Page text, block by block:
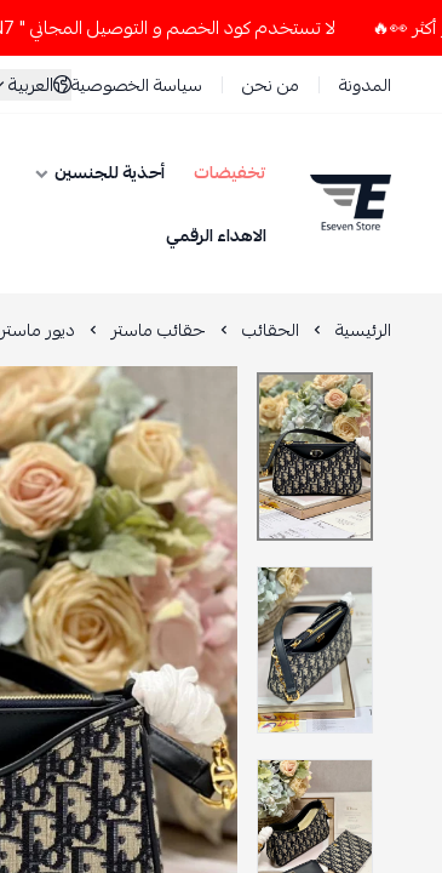
لا تستخدم كود الخصم و التوصيل المجاني " N7 " إلا إذا طلبت قطعتين أو أكثر 👀🔥
المدونة من نحن سياسة الخصوصية العربية
ESEVEN STORE
تخفيضات أحذية للجنسين
الاهداء الرقمي
الرئيسية الحقائب حقائب ماستر ديور ماستر